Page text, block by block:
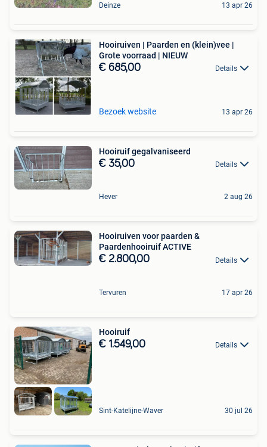
Deinze 13 apr 26
Hooiruiven | Paarden en (klein)vee |
Grote voorraad | NIEUW
€ 685,00 Details
Bezoek website 13 apr 26
Hooiruif gegalvaniseerd
€ 35,00 Details
Hever 2 aug 26
Hooiruiven voor paarden &
Paardenhooiruif ACTIVE
€ 2.800,00 Details
Tervuren 17 apr 26
Hooiruif
€ 1.549,00 Details
Sint-Katelijne-Waver 30 jul 26